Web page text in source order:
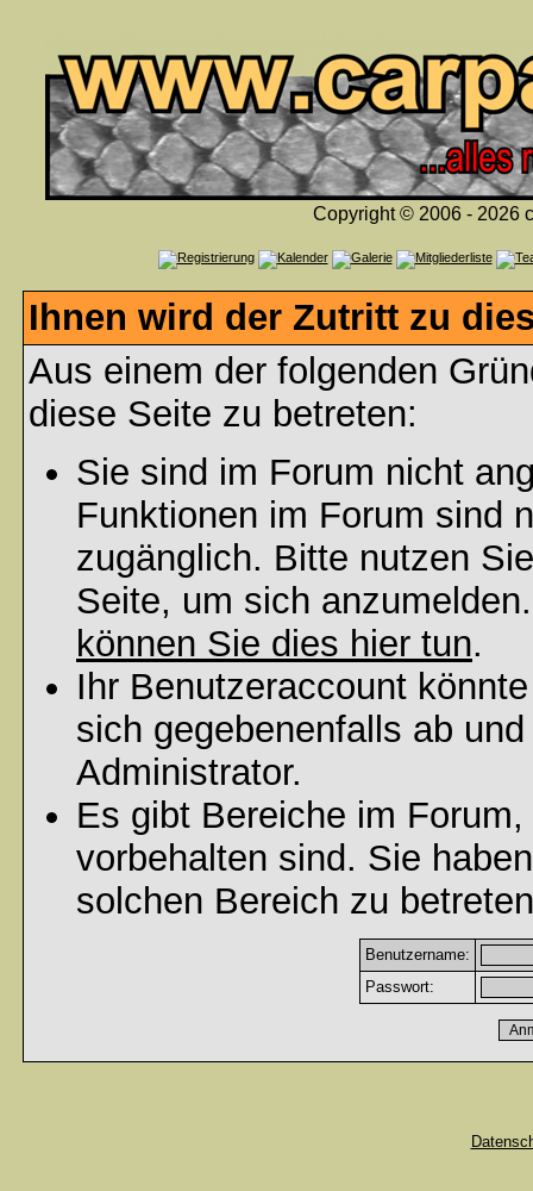
Copyright © 2006 - 2026
Ihnen wird der Zutritt zu
Aus einem der folgenden
diese Seite zu betreten:
Sie sind im Forum nicht
Funktionen im Forum sind
zugänglich. Bitte nutzen
Seite, um sich
können Sie dies hier tun.
Ihr Benutzeraccount
sich gegebenenfalls ab
Administrator.
Es gibt Bereiche im
vorbehalten sind. Sie
solchen Bereich zu
Benutzername:
Passwort: